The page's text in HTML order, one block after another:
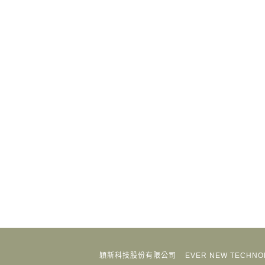
穎新科技股份有限公司 EVER NEW